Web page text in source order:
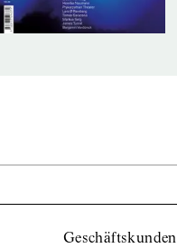
Geschäftskunden